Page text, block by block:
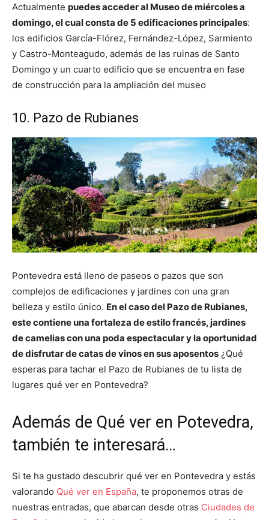
Actualmente puedes acceder al Museo de miércoles a
domingo, el cual consta de 5 edificaciones principales:
los edificios García-Flórez, Fernández-López, Sarmiento
y Castro-Monteagudo, además de las ruinas de Santo
Domingo y un cuarto edificio que se encuentra en fase
de construcción para la ampliación del museo
10. Pazo de Rubianes
Pontevedra está lleno de paseos o pazos que son
complejos de edificaciones y jardines con una gran
belleza y estilo único. En el caso del Pazo de Rubianes,
este contiene una fortaleza de estilo francés, jardines
de camelias con una poda espectacular y la oportunidad
de disfrutar de catas de vinos en sus aposentos ¿Qué
esperas para tachar el Pazo de Rubianes de tu lista de
lugares qué ver en Pontevedra?
Además de Qué ver en Potevedra,
también te interesará…
Si te ha gustado descubrir qué ver en Pontevedra y estás
valorando Qué ver en España, te proponemos otras de
nuestras entradas, que abarcan desde otras Ciudades de